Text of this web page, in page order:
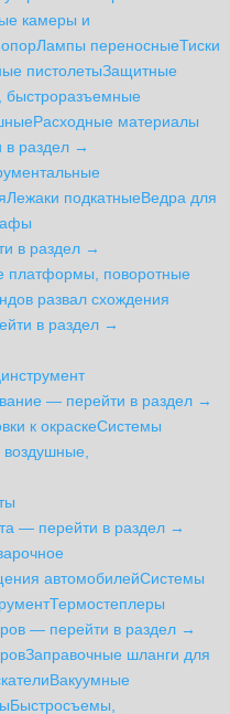
камеры и
Лампы переносныеТиски
пистолетыЗащитные
быстроразъемные
Расходные материалы
в раздел →
Лежаки подкатныеВедра для
в раздел →
платформы, поворотные
развал схождения
в раздел →
— перейти в раздел →
к окраскеСистемы
— перейти в раздел →
автомобилейСистемы
Термостеплеры
— перейти в раздел →
Заправочные шланги для
Вакуумные
Быстросъемы,